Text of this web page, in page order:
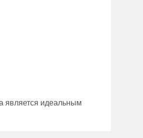
является идеальным